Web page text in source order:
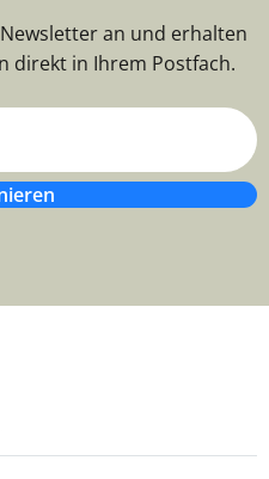
an und erhalten
direkt in Ihrem Postfach.